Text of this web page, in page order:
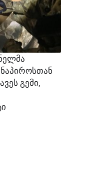
გემი,